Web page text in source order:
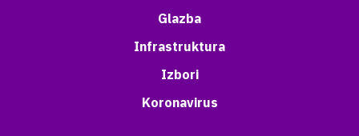
Glazba
Infrastruktura
Izbori
Koronavirus